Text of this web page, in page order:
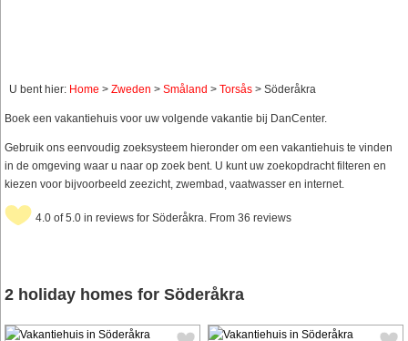
U bent hier: Home > Zweden > Småland > Torsås > Söderåkra
Boek een vakantiehuis voor uw volgende vakantie bij DanCenter.
Gebruik ons eenvoudig zoeksysteem hieronder om een vakantiehuis te vinden
in de omgeving waar u naar op zoek bent. U kunt uw zoekopdracht filteren en
kiezen voor bijvoorbeeld zeezicht, zwembad, vaatwasser en internet.
4.0 of 5.0 in reviews for Söderåkra. From 36 reviews
2 holiday homes for Söderåkra